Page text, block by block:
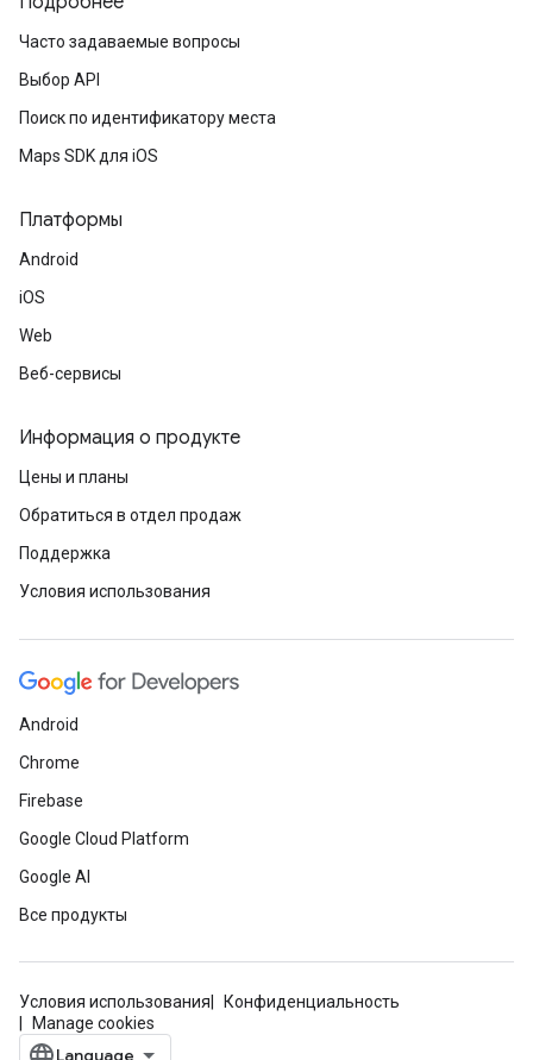
Часто задаваемые вопросы
Выбор API
Поиск по идентификатору места
Maps SDK для iOS
Платформы
Android
iOS
Web
Веб-сервисы
Информация о продукте
Цены и планы
Обратиться в отдел продаж
Поддержка
Условия использования
Android
Chrome
Firebase
Google Cloud Platform
Google AI
Все продукты
Условия использования
Конфиденциальность
Manage cookies